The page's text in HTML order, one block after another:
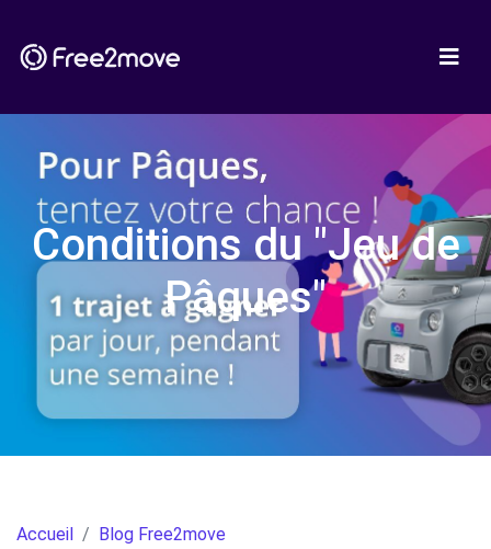
Conditions du "Jeu de
Pâques"
Accueil
Blog Free2move